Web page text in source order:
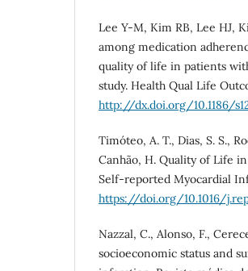
Lee Y-M, Kim RB, Lee HJ,
among medication
quality of life in patients
study. Health Qual Life
http://dx.doi.org/10.1186/
Timóteo, A. T., Dias, S. S.,
Canhão, H. Quality of Life
Self-reported Myocardial
https://doi.org/10.1016/
Nazzal, C., Alonso, F.,
socioeconomic status and